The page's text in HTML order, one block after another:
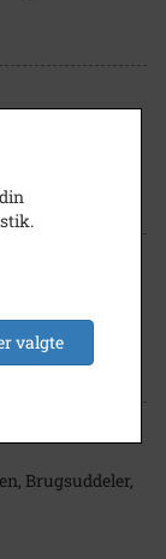
og hustruen
Kirstine med
Brugsuddeler,
valgte